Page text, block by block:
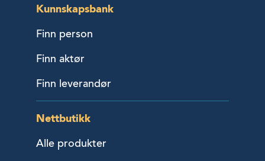
Kunnskapsbank
Finn person
Finn aktør
Finn leverandør
Nettbutikk
Alle produkter